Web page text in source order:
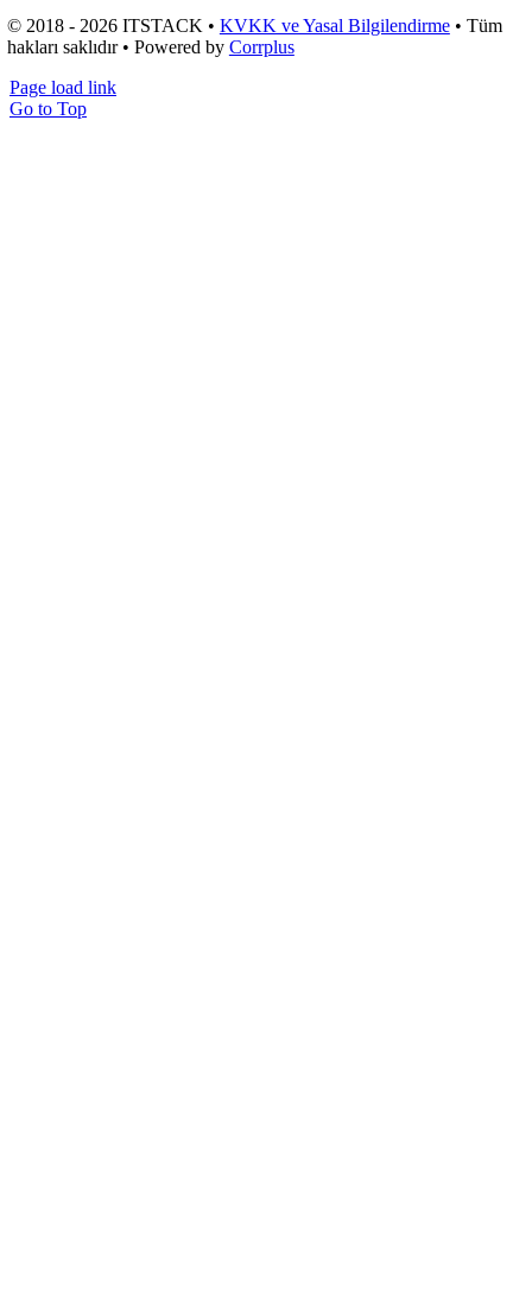
© 2018 - 2026 ITSTACK • KVKK ve Yasal Bilgilendirme• Tüm
hakları saklıdır • Powered by Corrplus
Page load link
Go to Top